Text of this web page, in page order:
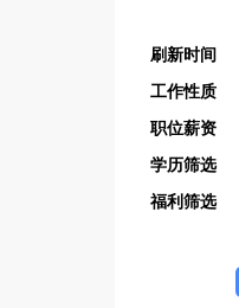
刷新时间
工作性质
职位薪资
学历筛选
福利筛选